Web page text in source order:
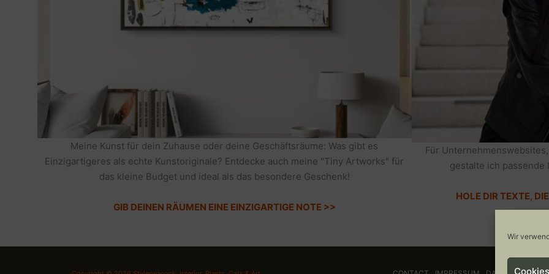
Wir
Meine Kunst für dein Zuhause oder deine Geschäftsräume: Was gibt es
Einzigartigeres als echte Kunstoriginale? Entdecke auch meine "Tiny Artworks" für
das kleine Budget und ideal als das besondere Geschenk!
GIB DEINEN RÄUMEN EINE EINZIGARTIGE NOTE >>
Für
gestalte ich passende
HOLE DIR TEXTE,